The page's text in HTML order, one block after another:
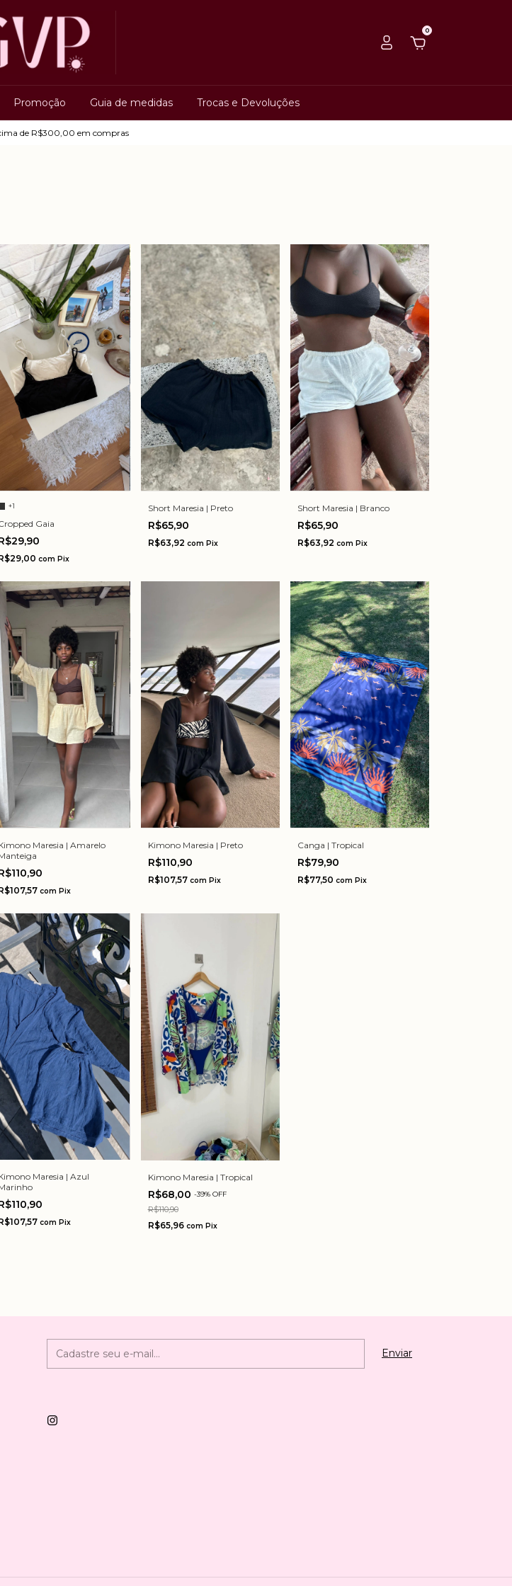
0
Promoção Guia de medidas Trocas e Devoluções
de R$300,00 em compras
+1
Gaia
com Pix
Short Maresia | Preto
R$65,90
R$63,92 com Pix
Short Maresia | Branco
R$65,90
R$63,92 com Pix
Maresia | Amarelo
com Pix
Kimono Maresia | Preto
R$110,90
R$107,57 com Pix
Canga | Tropical
R$79,90
R$77,50 com Pix
Maresia | Azul
com Pix
Kimono Maresia | Tropical
R$68,00 -39% OFF
R$110,90
R$65,96 com Pix